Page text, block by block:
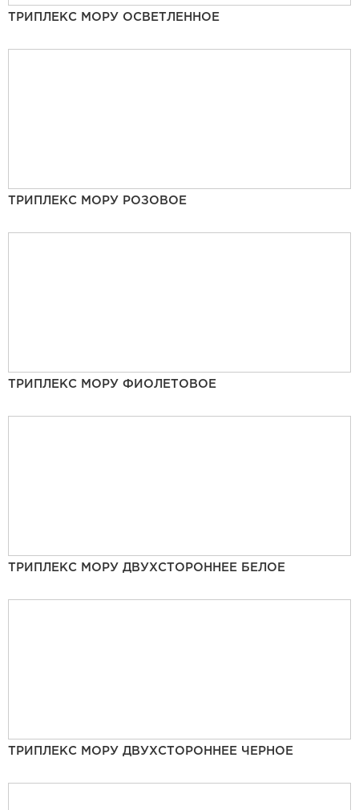
ТРИПЛЕКС МОРУ ОСВЕТЛЕННОЕ
ТРИПЛЕКС МОРУ РОЗОВОЕ
ТРИПЛЕКС МОРУ ФИОЛЕТОВОЕ
ТРИПЛЕКС МОРУ ДВУХСТОРОННЕЕ БЕЛОЕ
ТРИПЛЕКС МОРУ ДВУХСТОРОННЕЕ ЧЕРНОЕ